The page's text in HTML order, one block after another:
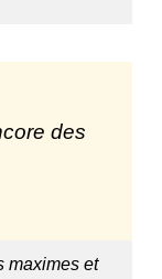
des
maximes et